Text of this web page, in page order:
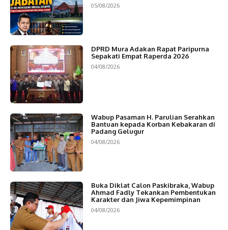
05/08/2026
DPRD Mura Adakan Rapat Paripurna
Sepakati Empat Raperda 2026
04/08/2026
Wabup Pasaman H. Parulian Serahkan
Bantuan kepada Korban Kebakaran di
Padang Gelugur
04/08/2026
Buka Diklat Calon Paskibraka, Wabup
Ahmad Fadly Tekankan Pembentukan
Karakter dan Jiwa Kepemimpinan
04/08/2026